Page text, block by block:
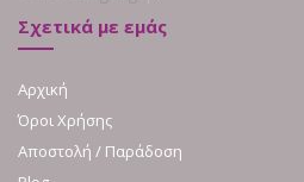
Σχετικά με εμάς
Αρχική
Όροι Χρήσης
Αποστολή / Παράδοση